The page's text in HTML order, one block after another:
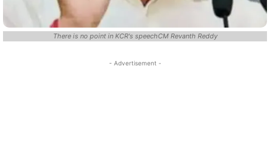
There is no point in KCR's speechCM Revanth Reddy
- Advertisement -